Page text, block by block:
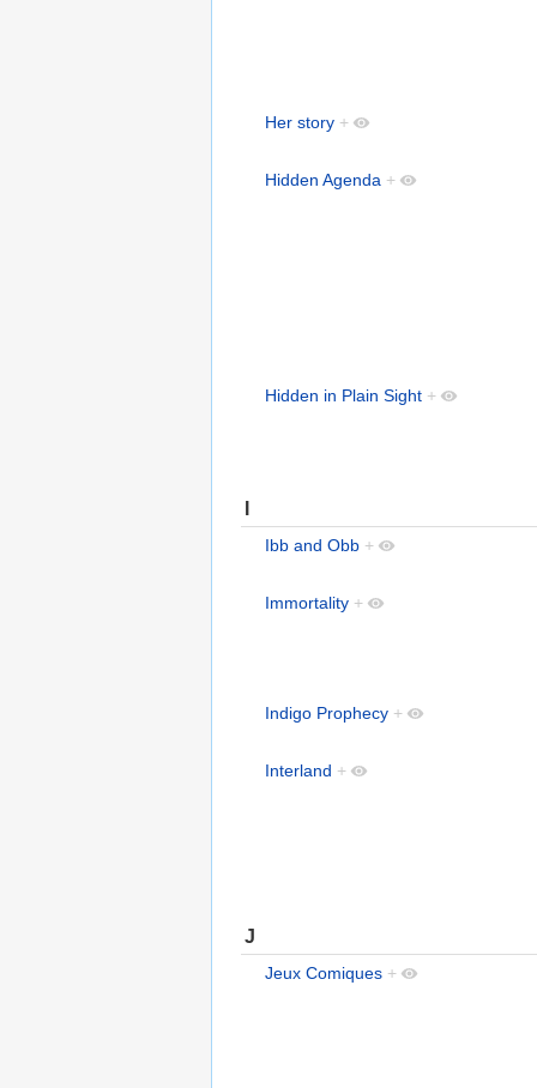
Her story +
Hidden Agenda +
Hidden in Plain Sight +
I
Ibb and Obb +
Immortality +
Indigo Prophecy +
Interland +
J
Jeux Comiques +